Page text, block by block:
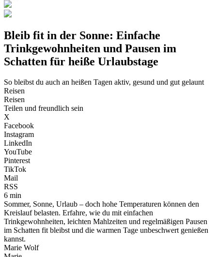
Bleib fit in der Sonne: Einfache
Trinkgewohnheiten und Pausen im
Schatten für heiße Urlaubstage
So bleibst du auch an heißen Tagen aktiv, gesund und gut gelaunt
Reisen
Reisen
Teilen und freundlich sein
X
Facebook
Instagram
LinkedIn
YouTube
Pinterest
TikTok
Mail
RSS
6 min
Sommer, Sonne, Urlaub – doch hohe Temperaturen können den
Kreislauf belasten. Erfahre, wie du mit einfachen
Trinkgewohnheiten, leichten Mahlzeiten und regelmäßigen Pausen
im Schatten fit bleibst und die warmen Tage unbeschwert genießen
kannst.
Marie Wolf